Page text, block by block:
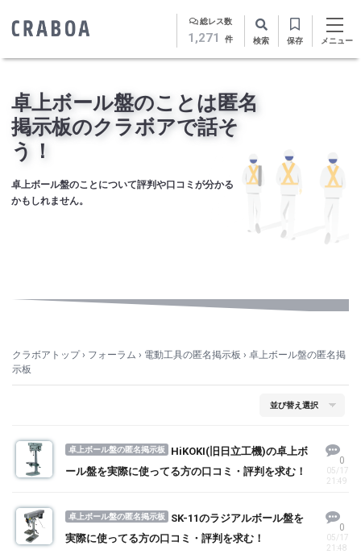
総レス数
1,271 件 検索 保存 メニュー
卓上ボール盤のことは匿名
掲示板のクラボアで話そ
う！
卓上ボール盤のことについて評判や口コミが分かる
かもしれません。
クラボアトップ › フォーラム › 電動工具の匿名掲示板 › 卓上ボール盤の匿名掲
示板
卓上ボール盤の匿名掲示板
HiKOKI(旧日立工機)の卓上ボ
ール盤を実際に使ってる方の口コミ・評判を求む！
0
05/17
21:49
卓上ボール盤の匿名掲示板
SK-11のラジアルボール盤を
実際に使ってる方の口コミ・評判を求む！
0
05/17
21:48